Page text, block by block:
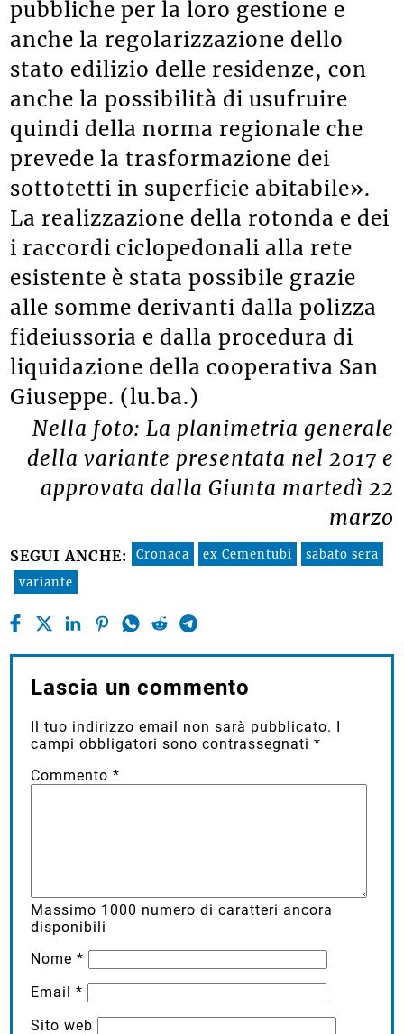
pubbliche per la loro gestione e
anche la regolarizzazione dello
stato edilizio delle residenze, con
anche la possibilità di usufruire
quindi della norma regionale che
prevede la trasformazione dei
sottotetti in superficie abitabile».
La realizzazione della rotonda e dei
i raccordi ciclopedonali alla rete
esistente è stata possibile grazie
alle somme derivanti dalla polizza
fideiussoria e dalla procedura di
liquidazione della cooperativa San
Giuseppe. (lu.ba.)
Nella foto: La planimetria generale
della variante presentata nel 2017 e
approvata dalla Giunta martedì 22
marzo
SEGUI ANCHE: Cronaca ex Cementubi
sabato sera
variante
Lascia un commento
Il tuo indirizzo email non sarà pubblicato. I
campi obbligatori sono contrassegnati*
Commento*
Massimo 1000 numero di caratteri ancora
disponibili
Nome*
Email*
Sito web